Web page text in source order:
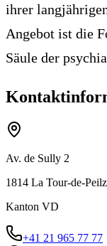
ihrer
Angebot ist die
Säule der
Av. de Sully 2
1814 La Tour-de-Peilz
Kanton VD
+41 21 965 77 77